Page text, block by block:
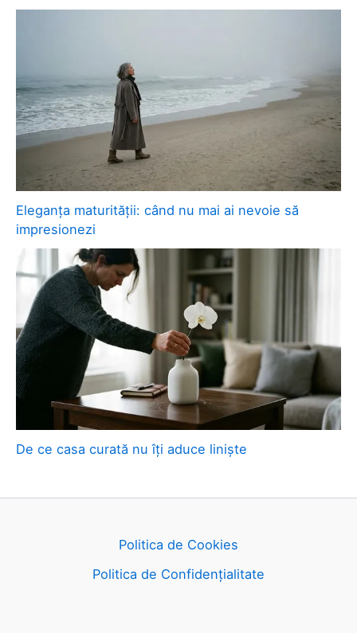
Eleganța maturității: când nu mai ai nevoie să
impresionezi
De ce casa curată nu îți aduce liniște
Politica de Cookies
Politica de Confidențialitate